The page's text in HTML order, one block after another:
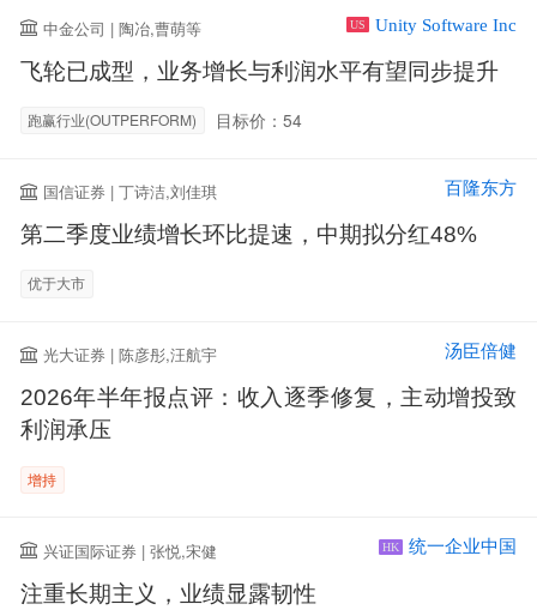
中金公司 | 陶冶,曹萌等 US Unity Software Inc
飞轮已成型，业务增长与利润水平有望同步提升
跑赢行业(OUTPERFORM) 目标价：54
国信证券 | 丁诗洁,刘佳琪 百隆东方
第二季度业绩增长环比提速，中期拟分红48%
优于大市
光大证券 | 陈彦彤,汪航宇 汤臣倍健
2026年半年报点评：收入逐季修复，主动增投致
利润承压
增持
兴证国际证券 | 张悦,宋健 HK 统一企业中国
注重长期主义，业绩显露韧性